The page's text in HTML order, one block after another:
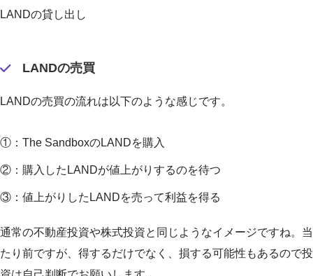
LANDの貸し出し
LANDの売買
LANDの売買の流れは以下のような感じです。
①：The SandboxのLANDを購入
②：購入したLANDが値上がりするのを待つ
③：値上がりしたLANDを売って利益を得る
通常の不動産投資や株式投資と同じようなイメージですね。当
たり前ですが、得するだけでなく、損する可能性もあるので投